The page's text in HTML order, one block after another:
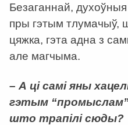
Безаганнай, духоўныя
пры гэтым тлумачыў,
цяжка, гэта адна з
але магчыма.
– А ці самі яны
гэтым
што трапілі сюды?